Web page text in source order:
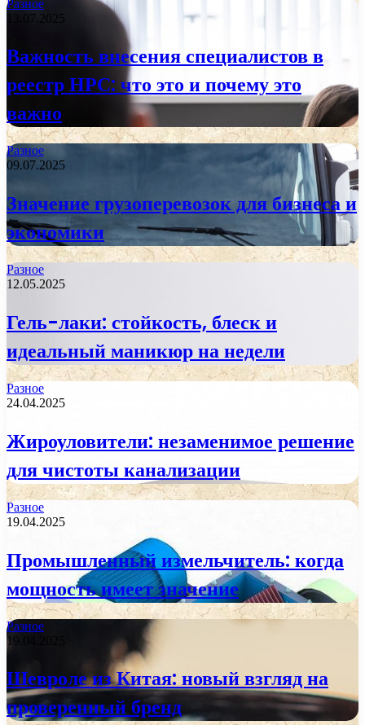
Разное
13.07.2025
Важность внесения специалистов в
реестр НРС: что это и почему это
важно
Разное
09.07.2025
Значение грузоперевозок для бизнеса и
экономики
Разное
12.05.2025
Гель-лаки: стойкость, блеск и
идеальный маникюр на недели
Разное
24.04.2025
Жироуловители: незаменимое решение
для чистоты канализации
Разное
19.04.2025
Промышленный измельчитель: когда
мощность имеет значение
Разное
19.04.2025
Шевроле из Китая: новый взгляд на
проверенный бренд